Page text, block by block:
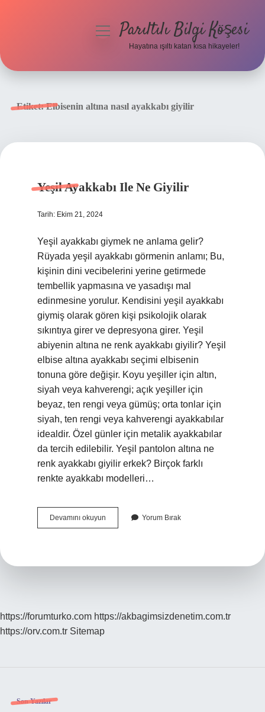
menüyüParıltılı Bilgi Köşesi
Hayatına ışıltı katan kısa hikayeler!
Etiket:Elbisenin altına nasıl ayakkabı giyilir
Yeşil Ayakkabı Ile Ne Giyilir
Tarih: Ekim 21, 2024
Yeşil ayakkabı giymek ne anlama gelir?
Rüyada yeşil ayakkabı görmenin anlamı; Bu,
kişinin dini vecibelerini yerine getirmede
tembellik yapmasına ve yasadışı mal
edinmesine yorulur. Kendisini yeşil ayakkabı
giymiş olarak gören kişi psikolojik olarak
sıkıntıya girer ve depresyona girer. Yeşil
abiyenin altına ne renk ayakkabı giyilir? Yeşil
elbise altına ayakkabı seçimi elbisenin
tonuna göre değişir. Koyu yeşiller için altın,
siyah veya kahverengi; açık yeşiller için
beyaz, ten rengi veya gümüş; orta tonlar için
siyah, ten rengi veya kahverengi ayakkabılar
idealdir. Özel günler için metalik ayakkabılar
da tercih edilebilir. Yeşil pantolon altına ne
renk ayakkabı giyilir erkek? Birçok farklı
renkte ayakkabı modelleri…
Devamını okuyun
Ayakkabı
Yorum Bırak
https://forumturko.com https://akbagimsizdenetim.com.tr
https://orv.com.tr Sitemap
Son Yazılar